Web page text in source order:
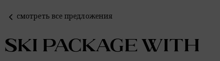
смотреть все предложения
Ski Package with